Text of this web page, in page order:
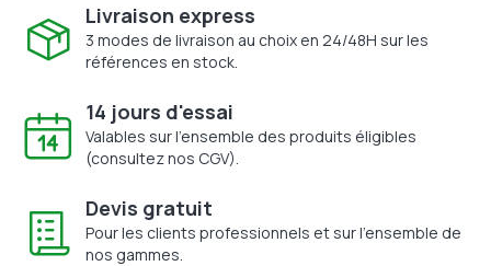
Livraison express
3 modes de livraison au choix en 24/48H sur les
références en stock.
14 jours d'essai
Valables sur l'ensemble des produits éligibles
(consultez nos CGV).
Devis gratuit
Pour les clients professionnels et sur l'ensemble de
nos gammes.